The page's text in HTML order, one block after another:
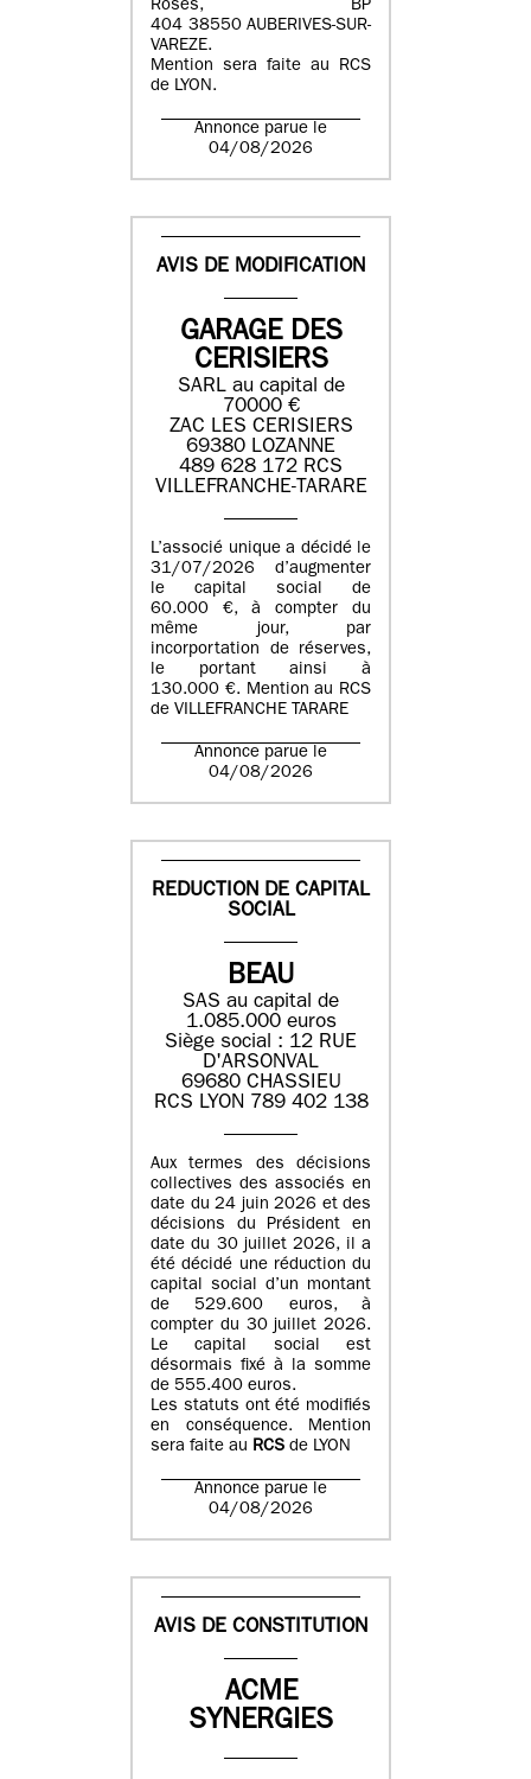
Roses, BP
404 38550 AUBERIVES-SUR-
VAREZE.
Mention sera faite au RCS
de LYON.
Annonce parue le
04/08/2026
AVIS DE MODIFICATION
GARAGE DES
CERISIERS
SARL au capital de
70000 €
ZAC LES CERISIERS
69380 LOZANNE
489 628 172 RCS
VILLEFRANCHE-TARARE
L’associé unique a décidé le
31/07/2026 d’augmenter
le capital social de
60.000 €, à compter du
même jour, par
incorportation de réserves,
le portant ainsi à
130.000 €. Mention au RCS
de VILLEFRANCHE TARARE
Annonce parue le
04/08/2026
REDUCTION DE CAPITAL
SOCIAL
BEAU
SAS au capital de
1.085.000 euros
Siège social : 12 RUE
D'ARSONVAL
69680 CHASSIEU
RCS LYON 789 402 138
Aux termes des décisions
collectives des associés en
date du 24 juin 2026 et des
décisions du Président en
date du 30 juillet 2026, il a
été décidé une réduction du
capital social d’un montant
de 529.600 euros, à
compter du 30 juillet 2026.
Le capital social est
désormais fixé à la somme
de 555.400 euros.
Les statuts ont été modifiés
en conséquence. Mention
sera faite au RCS de LYON
Annonce parue le
04/08/2026
AVIS DE CONSTITUTION
ACME
SYNERGIES